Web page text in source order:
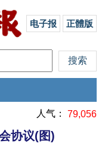
电子报 正體版
人气： 79,056
协议(图)